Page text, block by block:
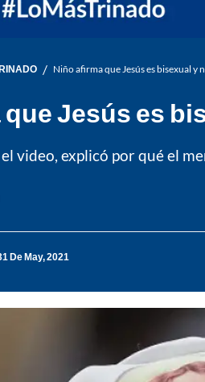
/ Niño afirma que Jesús es bisexual
Jesús es
video, explicó por qué el
De May, 2021